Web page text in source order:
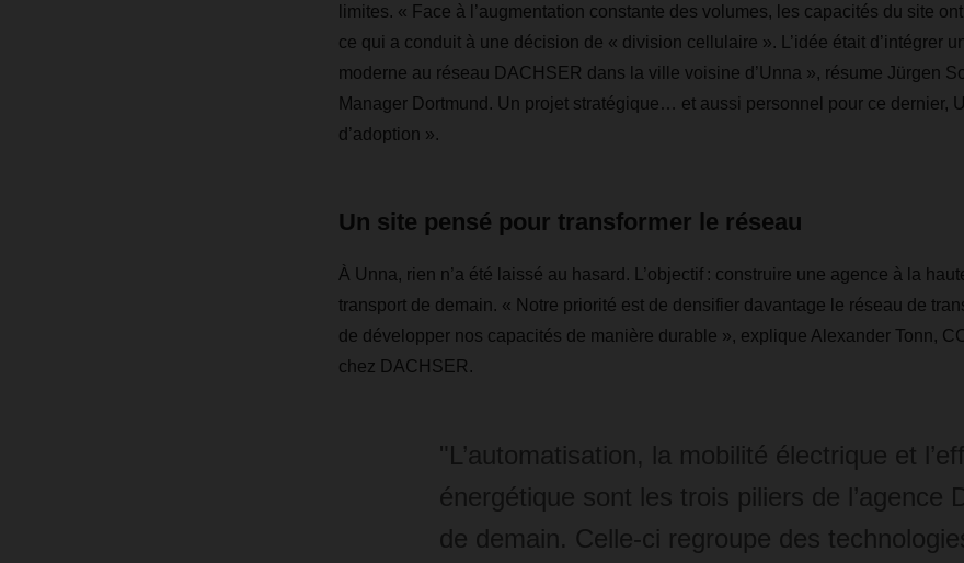
limites. « Face à l’augmentation constante des volumes, les capacités du site
ce qui a conduit à une décision de « division cellulaire ». L’idée était d’intégrer
moderne au réseau DACHSER dans la ville voisine d’Unna », résume Jürgen
Manager Dortmund. Un projet stratégique… et aussi personnel pour ce dernier,
d’adoption ».
Un site pensé pour transformer le réseau
À Unna, rien n’a été laissé au hasard. L’objectif : construire une agence à la
transport de demain. « Notre priorité est de densifier davantage le réseau de
de développer nos capacités de manière durable », explique Alexander Tonn,
chez DACHSER.
"L’automatisation, la mobilité électrique et
énergétique sont les trois piliers de l’agence
de demain. Celle-ci regroupe des